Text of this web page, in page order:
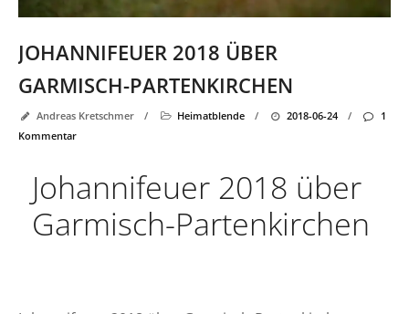
JOHANNIFEUER 2018 ÜBER
GARMISCH-PARTENKIRCHEN
Andreas Kretschmer / Heimatblende / 2018-06-24 /
1
Kommentar
Johannifeuer 2018 über
Garmisch-Partenkirchen